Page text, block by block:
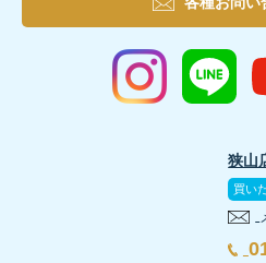
・不動産会社による査定を活用
狭山不動産では、多種多様な売
売却のご相
不動産売却で得た利益は「譲渡
「確定申告」については以下の2
不動産売却に伴う確定
また、不動産査定が完了した後の
引渡しまでの
狭山市の売却
狭山
買い